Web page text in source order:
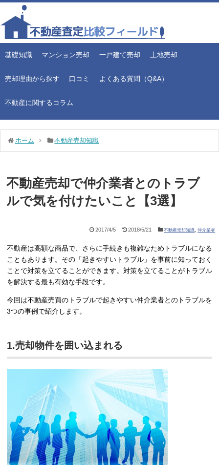
基礎知識 マンション売却 一戸建て売却 土地売却
売却理由から探す 口コミ よくある質問（Q&A）
不動産に関するコラム
ホーム 不動産売却知識
不動産売却で仲介業者とのトラブ
ルで気を付けたいこと【3選】
2017/4/5 2018/5/21 不動産売却知識 ,仲介業者
不動産は高額な商品で、さらに手続きも複雑なためトラブルになる
こともあります。その「起きやすいトラブル」を事前に知っておく
ことで対策を立てることができます。対策を立てることがトラブル
を解決する最も有効な手段です。
今回は不動産売買のトラブルで起きやすい仲介業者とのトラブルを
3つの事例で紹介します。
1.売却物件を囲い込まれる